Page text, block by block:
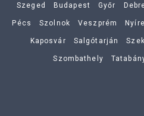
Szeged Budapest Győr
Pécs Szolnok Veszprém
Kaposvár Salgótarján
Szombathely